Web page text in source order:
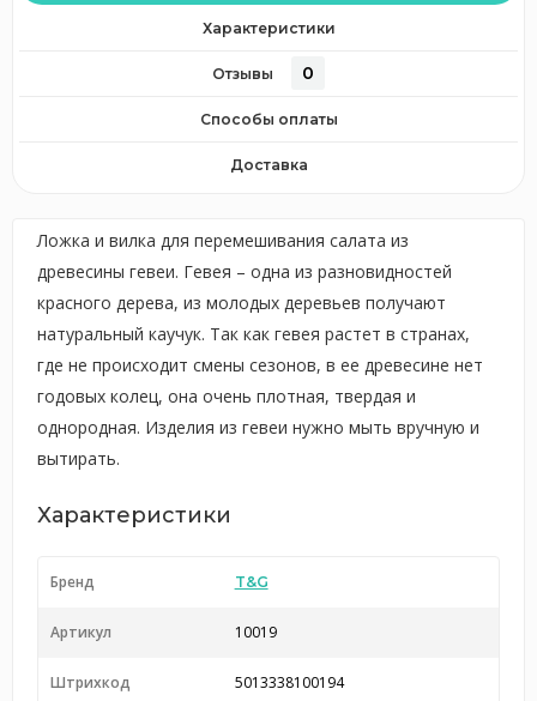
Характеристики
Отзывы 0
Способы оплаты
Доставка
Ложка и вилка для перемешивания салата из
древесины гевеи. Гевея – одна из разновидностей
красного дерева, из молодых деревьев получают
натуральный каучук. Так как гевея растет в странах,
где не происходит смены сезонов, в ее древесине нет
годовых колец, она очень плотная, твердая и
однородная. Изделия из гевеи нужно мыть вручную и
вытирать.
Характеристики
Бренд T&G
Артикул 10019
Штрихкод 5013338100194